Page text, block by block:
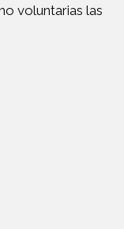
voluntarias las